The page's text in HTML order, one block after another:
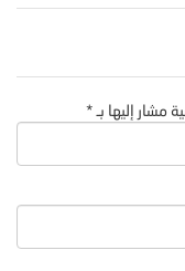
مشار إليها بـ *